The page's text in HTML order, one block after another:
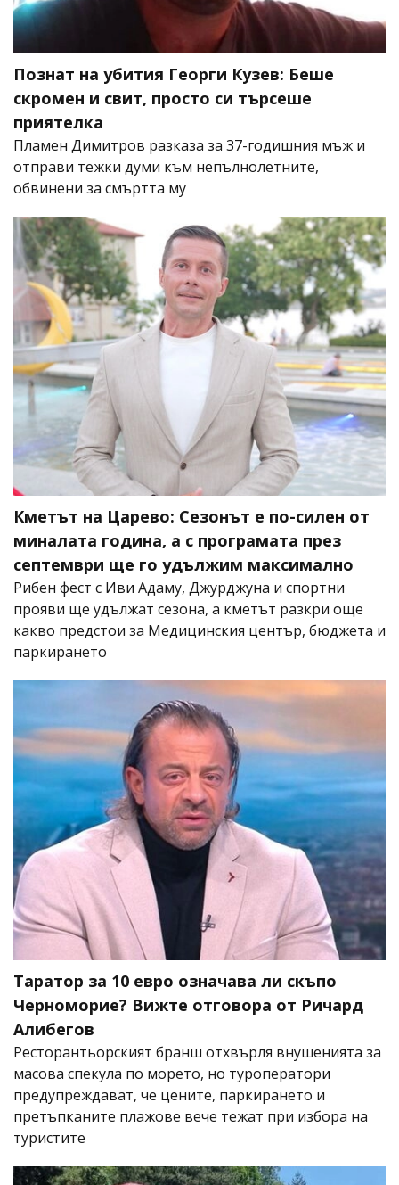
Познат на убития Георги Кузев: Беше
скромен и свит, просто си търсеше
приятелка
Пламен Димитров разказа за 37-годишния мъж и
отправи тежки думи към непълнолетните,
обвинени за смъртта му
Кметът на Царево: Сезонът е по-силен от
миналата година, а с програмата през
септември ще го удължим максимално
Рибен фест с Иви Адаму, Джурджуна и спортни
прояви ще удължат сезона, а кметът разкри още
какво предстои за Медицинския център, бюджета и
паркирането
Таратор за 10 евро означава ли скъпо
Черноморие? Вижте отговора от Ричард
Алибегов
Ресторантьорският бранш отхвърля внушенията за
масова спекула по морето, но туроператори
предупреждават, че цените, паркирането и
претъпканите плажове вече тежат при избора на
туристите